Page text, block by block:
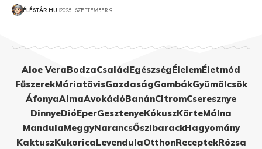
ÉLÉSTÁR.HU 2025. SZEPTEMBER 9.
Aloe VeraBodzaCsaládEgészségÉlelemÉletmód
FűszerekMáriatövisGazdaságGombákGyümölcsök
ÁfonyaAlmaAvokádóBanánCitromCseresznye
DinnyeDióEperGesztenyeKókuszKörteMálna
MandulaMeggyNarancsŐszibarackHagyomány
KaktuszKukoricaLevendulaOtthonReceptekRózsa